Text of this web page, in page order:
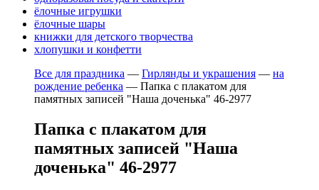
ёлочные игрушки
ёлочные шары
книжки для детского творчества
хлопушки и конфетти
Все для праздника — Гирлянды и украшения — на
рождение ребенка — Папка с плакатом для
памятных записей "Наша доченька" 46-2977
Папка с плакатом для
памятных записей "Наша
доченька" 46-2977